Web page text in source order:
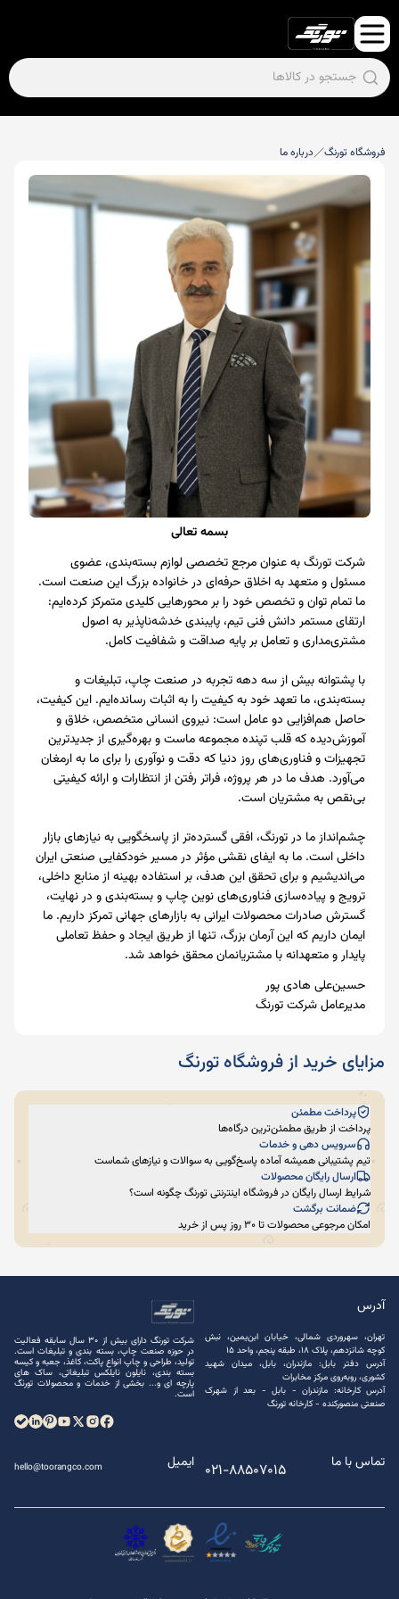
فروشگاه تورنگ درباره ما
بسمه تعالی
شرکت تورنگ به عنوان مرجع تخصصی لوازم بسته‌بندی، عضوی
مسئول و متعهد به اخلاق حرفه‌ای در خانواده بزرگ این صنعت است.
ما تمام توان و تخصص خود را بر محورهایی کلیدی متمرکز کرده‌ایم:
ارتقای مستمر دانش فنی تیم، پایبندی خدشه‌ناپذیر به اصول
مشتری‌مداری و تعامل بر پایه صداقت و شفافیت کامل.
با پشتوانه بیش از سه دهه تجربه در صنعت چاپ، تبلیغات و
بسته‌بندی، ما تعهد خود به کیفیت را به اثبات رسانده‌ایم. این کیفیت،
حاصل هم‌افزایی دو عامل است: نیروی انسانی متخصص، خلاق و
آموزش‌دیده که قلب تپنده مجموعه ماست و بهره‌گیری از جدیدترین
تجهیزات و فناوری‌های روز دنیا که دقت و نوآوری را برای ما به ارمغان
می‌آورد. هدف ما در هر پروژه، فراتر رفتن از انتظارات و ارائه کیفیتی
بی‌نقص به مشتریان است.
چشم‌انداز ما در تورنگ، افقی گسترده‌تر از پاسخگویی به نیازهای بازار
داخلی است. ما به ایفای نقشی مؤثر در مسیر خودکفایی صنعتی ایران
می‌اندیشیم و برای تحقق این هدف، بر استفاده بهینه از منابع داخلی،
ترویج و پیاده‌سازی فناوری‌های نوین چاپ و بسته‌بندی و در نهایت،
گسترش صادرات محصولات ایرانی به بازارهای جهانی تمرکز داریم. ما
ایمان داریم که این آرمان بزرگ، تنها از طریق ایجاد و حفظ تعاملی
پایدار و متعهدانه با مشتریانمان محقق خواهد شد.
حسین‌علی هادی پور
مدیرعامل شرکت تورنگ
مزایای خرید از فروشگاه تورنگ
پرداخت مطمئن
پرداخت از طریق مطمئن‌ترین درگاه‌ها
سرویس دهی و خدمات
تیم پشتیبانی همیشه آماده پاسخ‌گویی به سوالات و نیازهای شماست
ارسال رایگان محصولات
شرایط ارسال رایگان در فروشگاه اینترنتی تورنگ چگونه است؟
ضمانت برگشت
امکان مرجوعی محصولات تا 30 روز پس از خرید
آدرس
تهران، سهروردی شمالی، خیابان ابن‌یمین، نبش
کوچه شانزدهم، پلاک ۱۸، طبقه پنجم، واحد ۱۵
آدرس دفتر بابل: مازندران، بابل، میدان شهید
کشوری، روبه‌روی مرکز مخابرات
آدرس کارخانه: مازندران - بابل - بعد از شهرک
صنعتی منصور‌کنده - کارخانه تورنگ
شرکت تورنگ دارای بیش از 30 سال سابقه فعالیت
در حوزه صنعت چاپ، بسته ‌بندی و تبلیغات است.
تولید، طراحی و چاپ انواع پاکت، کاغذ، جعبه و کیسه
بسته ‌بندی، نایلون نایلکس تبلیغاتی، ساک های
پارچه ‌ای و... بخشی از خدمات و محصولات تورنگ
است.
تماس با ما 021-88507015 ایمیل hello@toorangco.com